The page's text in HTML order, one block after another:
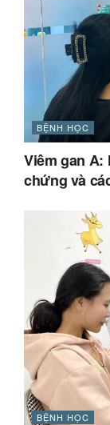
BỆNH HỌC
Viêm gan A:
chứng và
BỆNH HỌC